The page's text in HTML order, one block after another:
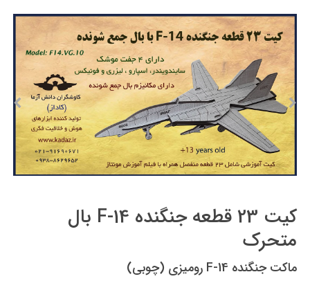
کیت 23 قطعه جنگنده F-14 بال
متحرک
ماکت جنگنده F-14 رومیزی (چوبی)